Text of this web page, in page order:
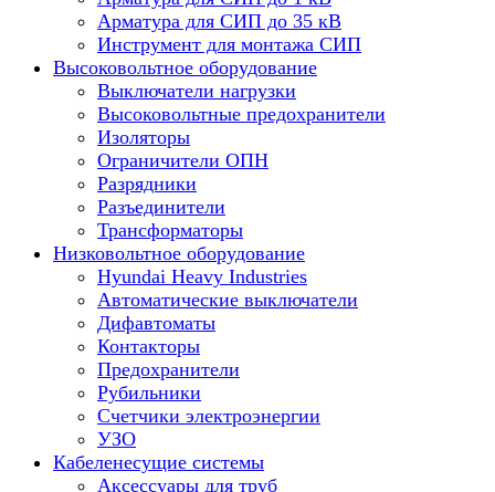
Арматура для СИП до 35 кВ
Инструмент для монтажа СИП
Высоковольтное оборудование
Выключатели нагрузки
Высоковольтные предохранители
Изоляторы
Ограничители ОПН
Разрядники
Разъединители
Трансформаторы
Низковольтное оборудование
Hyundai Heavy Industries
Автоматические выключатели
Дифавтоматы
Контакторы
Предохранители
Рубильники
Счетчики электроэнергии
УЗО
Кабеленесущие системы
Аксессуары для труб